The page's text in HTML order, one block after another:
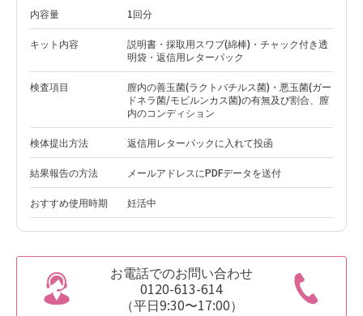
内容量 1回分
キット内容
説明書・採取用スワブ(綿棒)・チャック付き透
明袋・返信用レターパック
検査項目
膣内の善玉菌(ラクトバチルス菌)・悪玉菌(ガー
ドネラ菌/モビルンカス菌)の有無及び割合、膣
内のコンディション
検体提出方法 返信用レターパックに入れて投函
結果報告の方法 メールアドレスにPDFデータを送付
おすすめ使用時期 妊活中
お電話でのお問い合わせ
0120-613-614
（平日9:30〜17:00）